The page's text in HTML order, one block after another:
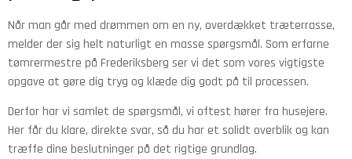
Når man går med drømmen om en ny, overdækket træterrasse,
melder der sig helt naturligt en masse spørgsmål. Som erfarne
tømrermestre på Frederiksberg ser vi det som vores vigtigste
opgave at gøre dig tryg og klæde dig godt på til processen.
Derfor har vi samlet de spørgsmål, vi oftest hører fra husejere.
Her får du klare, direkte svar, så du har et solidt overblik og kan
træffe dine beslutninger på det rigtige grundlag.